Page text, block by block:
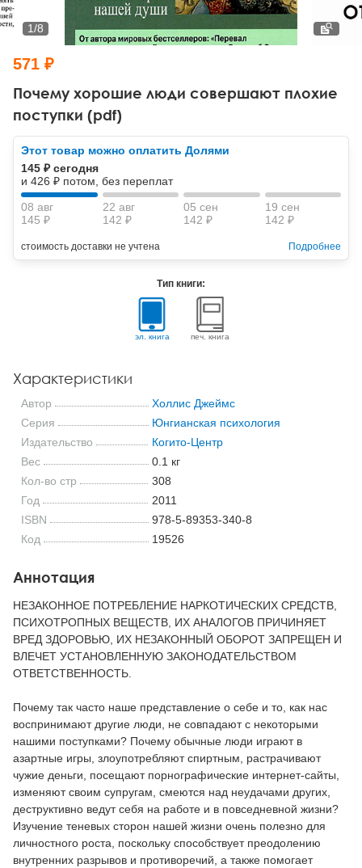
Тревожные расстройства, панические атаки
Другие направления психотерапии
Классический, эриксоновский гипноз и НЛП
НЛП
Психология труда и эргономика
Социальная психология
Социальная и организационная психология
Классический и юнгианский психоанализ
Почему хорошие люди совершают плохие
поступки (pdf)
1/8
571 ₽
Этот товар можно оплатить Долями
145 ₽ сегодня
и 426 ₽ потом, без переплат
08 авг
145 ₽
22 авг
142 ₽
05 сен
142 ₽
19 сен
142 ₽
стоимость доставки не учтена Подробнее
Тип книги:
эл. книга печ. книга
Характеристики
Автор
Холлис Джеймс
Серия
Юнгианская психология
Издательство
Когито-Центр
Вес
0.1 кг
Кол-во стр
308
Год
2011
ISBN
978-5-89353-340-8
Код
19526
Аннотация
НЕЗАКОННОЕ ПОТРЕБЛЕНИЕ НАРКОТИЧЕСКИХ СРЕДСТВ,
ПСИХОТРОПНЫХ ВЕЩЕСТВ, ИХ АНАЛОГОВ ПРИЧИНЯЕТ
ВРЕД ЗДОРОВЬЮ, ИХ НЕЗАКОННЫЙ ОБОРОТ ЗАПРЕЩЕН И
ВЛЕЧЕТ УСТАНОВЛЕННУЮ ЗАКОНОДАТЕЛЬСТВОМ
ОТВЕТСТВЕННОСТЬ.
Почему так часто наше представление о себе и то, как нас
воспринимают другие люди, не совпадают с некоторыми
нашими поступками? Почему обычные люди играют в
азартные игры, злоупотребляют спиртным, растрачивают
чужие деньги, посещают порнографические интернет-сайты,
изменяют своим супругам, смеются над неудачами других,
деструктивно ведут себя на работе и в повседневной жизни?
Изучение теневых сторон нашей жизни очень полезно для
личностного роста, поскольку способствует преодолению
внутренних разрывов и противоречий, а также помогает